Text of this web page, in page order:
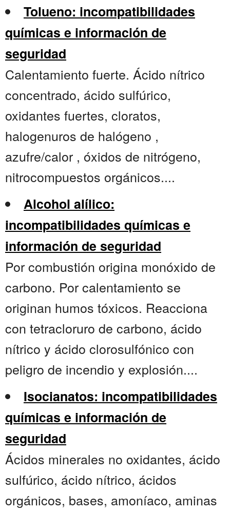
Tolueno: incompatibilidades
químicas e información de
seguridad
Calentamiento fuerte. Ácido nítrico
concentrado, ácido sulfúrico,
oxidantes fuertes, cloratos,
halogenuros de halógeno ,
azufre/calor , óxidos de nitrógeno,
nitrocompuestos orgánicos....
Alcohol alílico:
incompatibilidades químicas e
información de seguridad
Por combustión origina monóxido de
carbono. Por calentamiento se
originan humos tóxicos. Reacciona
con tetracloruro de carbono, ácido
nítrico y ácido clorosulfónico con
peligro de incendio y explosión....
Isocianatos: incompatibilidades
químicas e información de
seguridad
Ácidos minerales no oxidantes, ácido
sulfúrico, ácido nítrico, ácidos
orgánicos, bases, amoníaco, aminas